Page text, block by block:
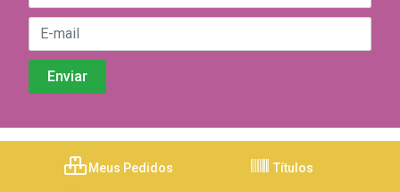
Meus Pedidos Títulos